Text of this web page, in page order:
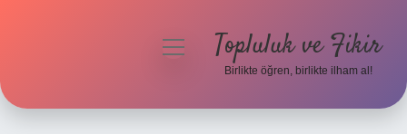
menüyüTopluluk ve Fikir
Birlikte öğren, birlikte ilham al!